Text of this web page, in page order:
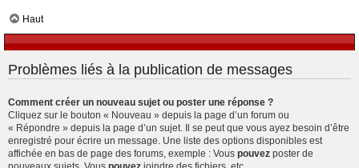
Haut
Problèmes liés à la publication de messages
Comment créer un nouveau sujet ou poster une réponse ?
Cliquez sur le bouton « Nouveau » depuis la page d’un forum ou
« Répondre » depuis la page d’un sujet. Il se peut que vous ayez besoin d’être
enregistré pour écrire un message. Une liste des options disponibles est
affichée en bas de page des forums, exemple : Vous pouvez poster de